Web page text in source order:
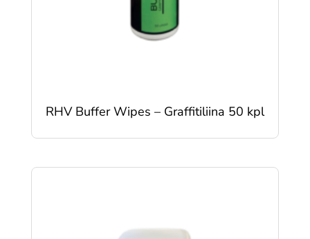
RHV Buffer Wipes – Graffitiliina 50 kpl